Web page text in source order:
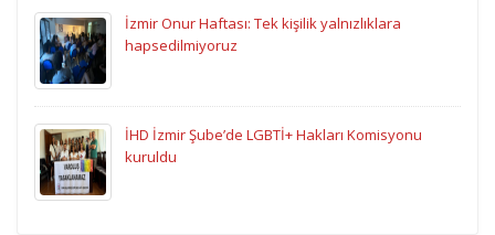
İzmir Onur Haftası: Tek kişilik yalnızlıklara
hapsedilmiyoruz
İHD İzmir Şube’de LGBTİ+ Hakları Komisyonu
kuruldu